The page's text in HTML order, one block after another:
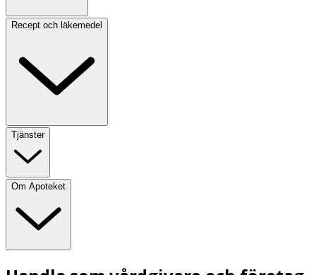
Recept och läkemedel
Tjänster
Om Apoteket